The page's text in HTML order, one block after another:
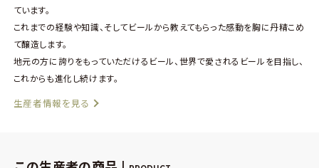
ています。
これまでの経験や知識、そしてビールから教えてもらった感動を胸に丹精こめ
て醸造します。
地元の方に誇りをもっていただけるビール、世界で愛されるビールを目指し、
これからも進化し続けます。
生産者情報を見る